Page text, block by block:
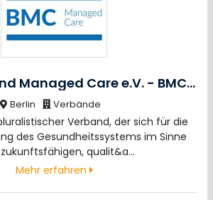
Bundesverband Managed Care e.V. - BMC e.V.
Berlin Verbände
Verband, der sich für die
des Gesundheitssystems im Sinne
qualit&a…
Mehr erfahren